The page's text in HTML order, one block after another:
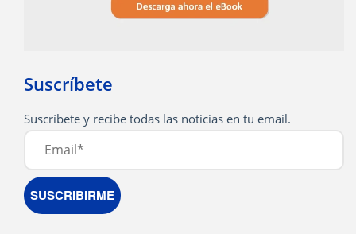
Suscríbete